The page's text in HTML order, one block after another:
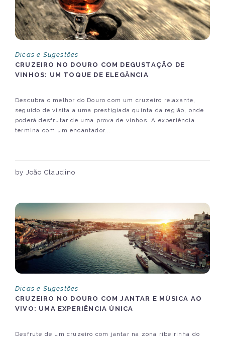
Dicas e Sugestões
CRUZEIRO NO DOURO COM DEGUSTAÇÃO DE
VINHOS: UM TOQUE DE ELEGÂNCIA
Descubra o melhor do Douro com um cruzeiro relaxante,
seguido de visita a uma prestigiada quinta da região, onde
poderá desfrutar de uma prova de vinhos. A experiência
termina com um encantador...
by João Claudino
Dicas e Sugestões
CRUZEIRO NO DOURO COM JANTAR E MÚSICA AO
VIVO: UMA EXPERIÊNCIA ÚNICA
Desfrute de um cruzeiro com jantar na zona ribeirinha do